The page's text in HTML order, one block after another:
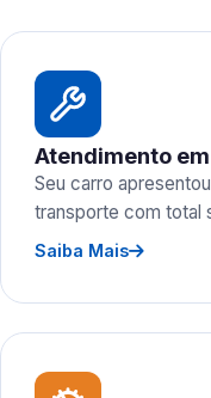
Atendimento
Seu carro
transporte com total
Saiba Mais